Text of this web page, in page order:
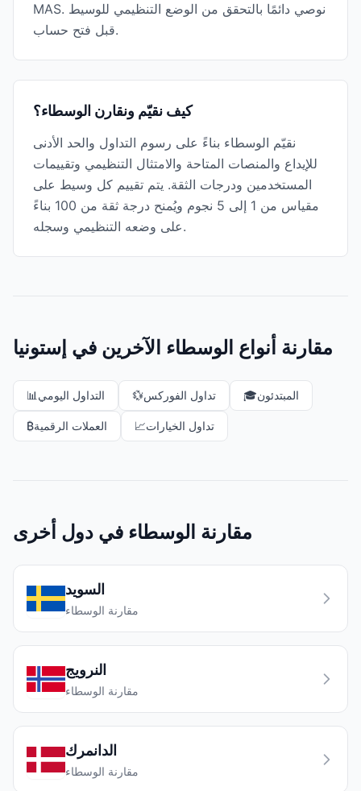
MAS. نوصي دائمًا بالتحقق من الوضع التنظيمي للوسيط
قبل فتح حساب.
كيف نقيّم ونقارن الوسطاء؟
نقيّم الوسطاء بناءً على رسوم التداول والحد الأدنى
للإيداع والمنصات المتاحة والامتثال التنظيمي وتقييمات
المستخدمين ودرجات الثقة. يتم تقييم كل وسيط على
مقياس من 1 إلى 5 نجوم ويُمنح درجة ثقة من 100 بناءً
على وضعه التنظيمي وسجله.
مقارنة أنواع الوسطاء الآخرين في إستونيا
📊 التداول اليومي 💱تداول الفوركس 🎓المبتدئون
₿العملات الرقمية 📈تداول الخيارات
مقارنة الوسطاء في دول أخرى
السويد
مقارنة الوسطاء
النرويج
مقارنة الوسطاء
الدانمرك
مقارنة الوسطاء